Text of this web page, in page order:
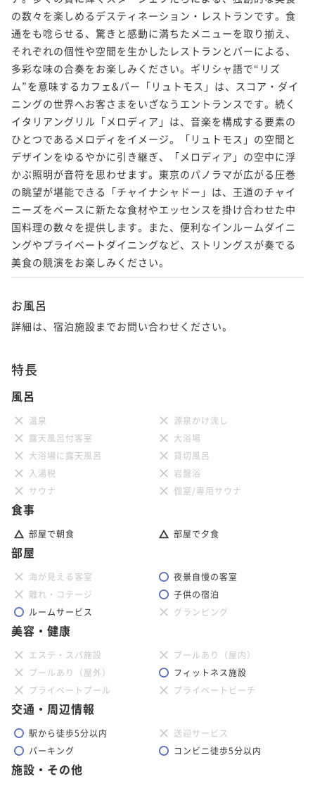
の数々を楽しめるデスティネーション・レストランです。食
通をも唸らせる、驚きと感動に満ちたメニューを取り揃え、
それぞれの個性や空間を生かしたレストランとバーによる、
多彩な味の合奏をお楽しみください。ギリシャ語で“リズ
ム”を意味するカフェ&バー「リュトモス」は、スコア・ダイ
ニングの世界へお客さまをいざなうエントランスです。続く
イタリアングリル「メロディア」は、音楽を構成する要素の
ひとつであるメロディをイメージ。「リュトモス」の空間と
デザインをゆるやかに引き継ぎ、「メロディア」の空中に浮
かぶ照明が音符を思わせます。東京のパノラマが広がる圧巻
の眺望が堪能できる「チャイナシャドー」は、王道のチャイ
ニーズをベースに新たな食材やエッセンスを掛け合わせた中
国料理の数々を提供します。また、便利なインルームダイニ
ングやプライベートダイニングなど、ストリングスが奏でる
美食の競演をお楽しみください。
お風呂
詳細は、宿泊施設までお問い合わせください。
特長
風呂
温泉
源泉かけ流し
露天風呂付客室
大浴場
大浴場に露天風呂
貸切風呂
入湯税
岩盤浴
サウナ
個室/専用サウナ
食事
部屋で朝食 部屋で夕食
部屋
海が見える客室
夜景自慢の客室
離れ・コテージ
子供の宿泊
ルームサービス
グランピング
美容・健康
エステ・スパ施設
プールあり（屋内）
プールあり（屋外）
フィットネス施設
プライベートプール
プライベートビーチ
交通・周辺情報
駅から徒歩5分以内
送迎サービス
パーキング
コンビニ徒歩5分以内
施設・その他